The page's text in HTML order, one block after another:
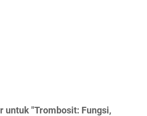
untuk "Trombosit: Fungsi,